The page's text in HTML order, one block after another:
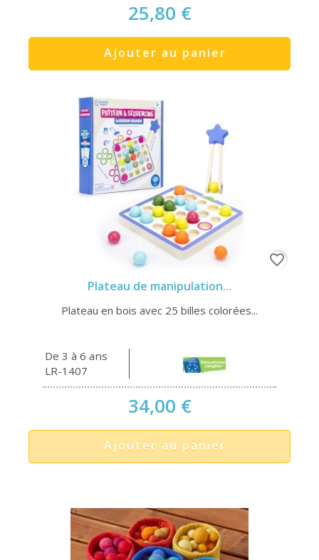
25,80 €
Ajouter au panier
Plateau de manipulation...
Plateau en bois avec 25 billes colorées...
De 3 à 6 ans
LR-1407
34,00 €
Ajouter au panier
favorite_border